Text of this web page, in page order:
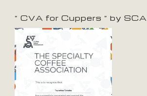
” CVA for Cuppers ” by SCA